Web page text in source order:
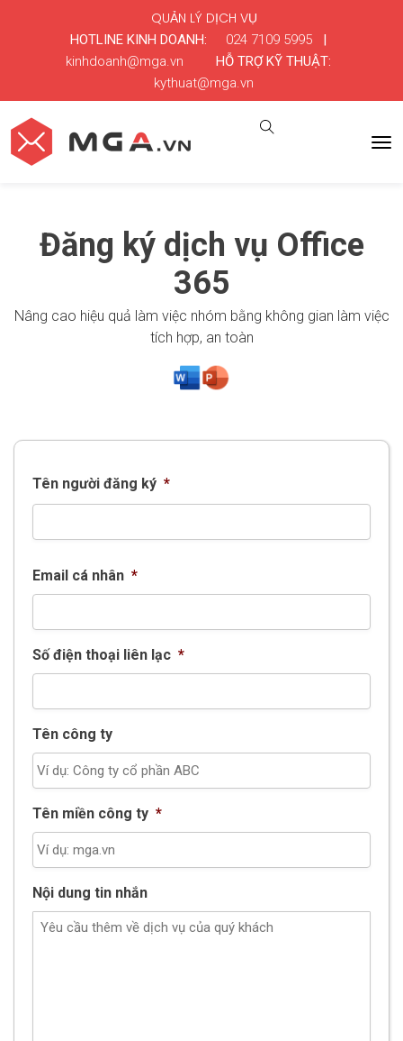
HOTLINE KINH DOANH: 024 7109 5995|
kinhdoanh@mga.vn
HỖ TRỢ KỸ THUẬT:
kythuat@mga.vn
QUẢN LÝ DỊCH VỤ
Đăng ký dịch vụ Office
365
Nâng cao hiệu quả làm việc nhóm bằng không gian làm việc
tích hợp, an toàn
Tên người đăng ký *
Email cá nhân *
Số điện thoại liên lạc *
Tên công ty
Tên miền công ty *
Nội dung tin nhắn